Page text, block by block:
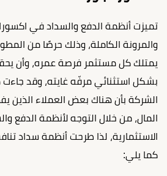
تميزت أنظمة الدفع والسداد في اكسورا
والمرونة الكاملة، وذلك حرصًا من
يمتلك كل مستثمر فرصة عمره، وأن
بشكل استثنائي مرفّه غايته، وقد جاءت
الشركة بأن هناك بعض العملاء الذين
المال، من خلال التوجه لأنظمة الدفع
الاستثمارية، لذا طرحت أنظمة سداد
كما يلي: